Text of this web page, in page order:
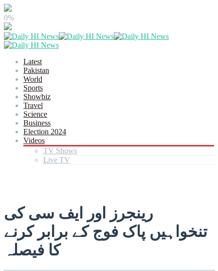
0%
Latest
Pakistan
World
Sports
Showbiz
Travel
Science
Business
Election 2024
Videos
TV Shows
Live TV
رینجرز اور ایف سی کی
تنخواہیں پاک فوج کے برابر کرنے
کا فیصلہ